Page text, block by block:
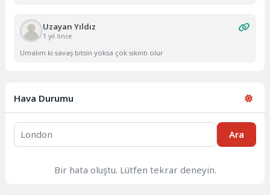
Uzayan Yıldız
1 yıl önce
Umalım ki savaş bitsin yoksa çok sıkıntı olur
Hava Durumu
Ara
Bir hata oluştu. Lütfen tekrar deneyin.